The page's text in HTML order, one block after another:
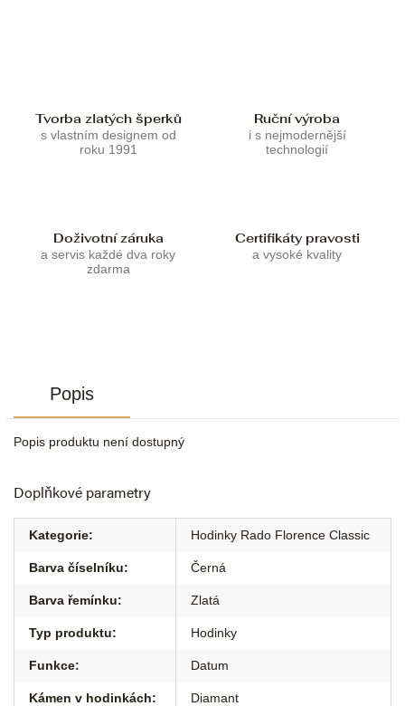
Tvorba zlatých šperků
s vlastním designem od
roku 1991
Ruční výroba
i s nejmodernější
technologií
Doživotní záruka
a servis každé dva roky
zdarma
Certifikáty pravosti
a vysoké kvality
Popis
Popis produktu není dostupný
Doplňkové parametry
Kategorie: Hodinky Rado Florence Classic
Barva číselníku: Černá
Barva řemínku: Zlatá
Typ produktu: Hodinky
Funkce: Datum
Kámen v hodinkách: Diamant